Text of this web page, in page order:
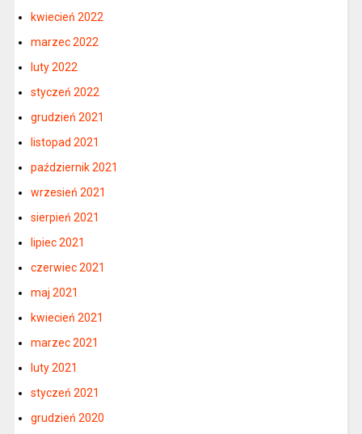
kwiecień 2022
marzec 2022
luty 2022
styczeń 2022
grudzień 2021
listopad 2021
październik 2021
wrzesień 2021
sierpień 2021
lipiec 2021
czerwiec 2021
maj 2021
kwiecień 2021
marzec 2021
luty 2021
styczeń 2021
grudzień 2020